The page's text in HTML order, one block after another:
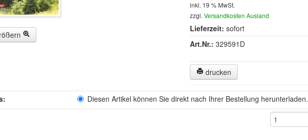
inkl. 19 % MwSt.
zzgl.Versandkosten Ausland
Lieferzeit: sofort
Art.Nr.: 329591D
drucken
Diesen Artikel können Sie direkt nach Ihrer Bestellung herunterladen.